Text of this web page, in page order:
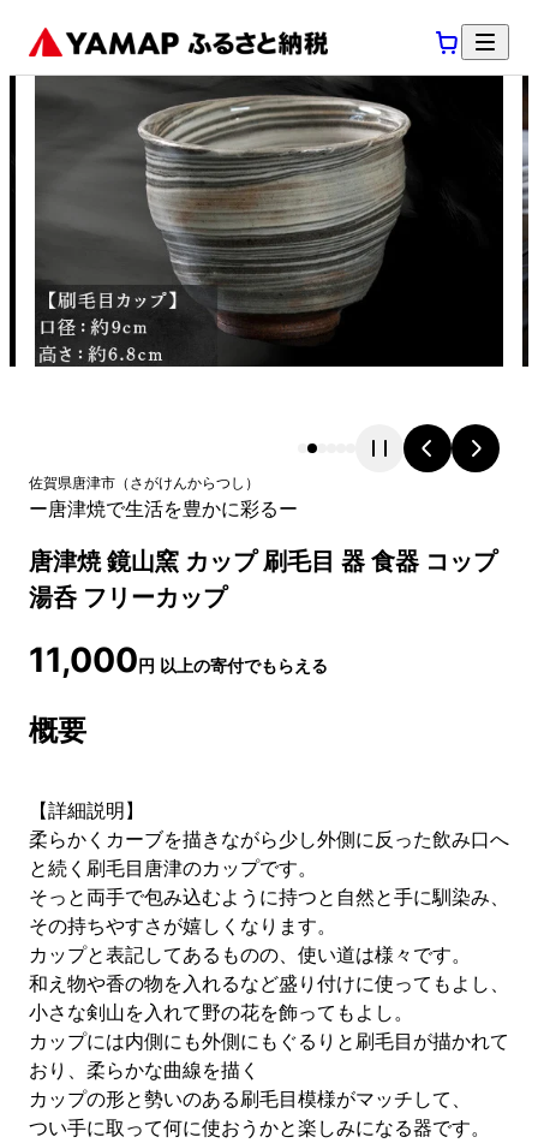
佐賀県唐津市 （ さがけんからつし ）
ー唐津焼で生活を豊かに彩るー
唐津焼 鏡山窯 カップ 刷毛目 器 食器 コップ
湯呑 フリーカップ
11,000円 以上の寄付でもらえる
概要
【詳細説明】
柔らかくカーブを描きながら少し外側に反った飲み口へ
と続く刷毛目唐津のカップです。
そっと両手で包み込むように持つと自然と手に馴染み、
その持ちやすさが嬉しくなります。
カップと表記してあるものの、使い道は様々です。
和え物や香の物を入れるなど盛り付けに使ってもよし、
小さな剣山を入れて野の花を飾ってもよし。
カップには内側にも外側にもぐるりと刷毛目が描かれて
おり、柔らかな曲線を描く
カップの形と勢いのある刷毛目模様がマッチして、
つい手に取って何に使おうかと楽しみになる器です。